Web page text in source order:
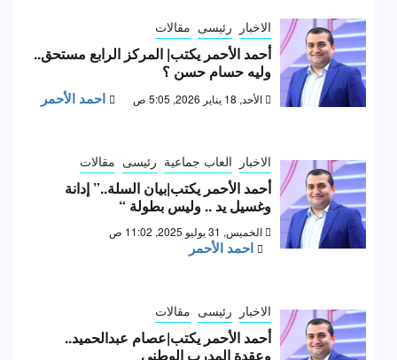
الاخبار رئيسى مقالات
أحمد الأحمر يكتب| المركز الرابع مستحق..
وليه حسام حسن ؟
الأحد, 18 يناير 2026, 5:05 ص احمد الأحمر
الاخبار العاب جماعية رئيسى مقالات
أحمد الأحمر يكتب|بيان السلة..” إدانة
وغسيل يد .. وليس بطولة “
الخميس, 31 يوليو 2025, 11:02 ص
احمد الأحمر
الاخبار رئيسى مقالات
أحمد الأحمر يكتب|عصام عبدالحميد..
وعقدة المدرب الوطني